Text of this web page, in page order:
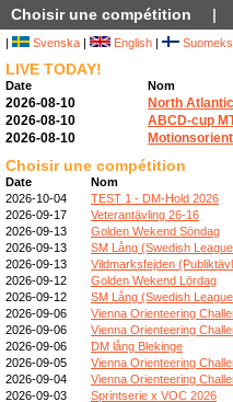
Choisir une compétition |
| Svenska | English |
LIVE TODAY!
Date Nom
2026-08-10
North
2026-08-10
ABCD-cup
2026-08-10
Choisir une compétition
Date
Nom
2026-10-04
TEST 1 - DM-Hold 2026
2026-09-17
Veterantävling 26-16
2026-09-13
Golden Wekend Söndag
2026-09-13
SM Lång (Swedish
2026-09-13
Vildmarksfejden
2026-09-12
Golden Wekend Lördag
2026-09-12
SM Lång (Swedish
2026-09-06
Vienna Orienteering
2026-09-06
Vienna Orienteering
2026-09-06
DM lång Blekinge
2026-09-05
Vienna Orienteering
2026-09-04
Vienna Orienteering
2026-09-03
Sprintserie x VOC 2026